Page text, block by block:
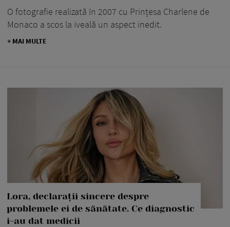
O fotografie realizată în 2007 cu Prințesa Charlene de
Monaco a scos la iveală un aspect inedit.
+ MAI MULTE
Lora, declarații sincere despre
problemele ei de sănătate. Ce diagnostic
i-au dat medicii